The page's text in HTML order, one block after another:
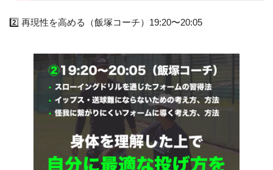
2️⃣ 再現性を高める（飯塚コーチ）19:20〜20:05